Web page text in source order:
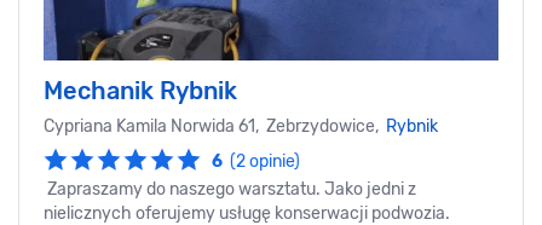
Mechanik Rybnik
Cypriana Kamila Norwida 61, Zebrzydowice, Rybnik
6 (2 opinie)
Zapraszamy do naszego warsztatu. Jako jedni z
nielicznych oferujemy usługę konserwacji podwozia.